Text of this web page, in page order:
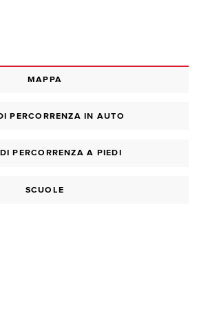
MAPPA
PERCORRENZA IN AUTO
PERCORRENZA A PIEDI
SCUOLE